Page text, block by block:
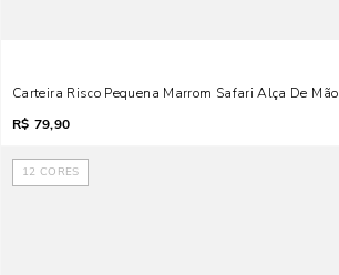
Carteira Risco Pequena Marrom Safari Alça De Mão
R$ 79,90
12 CORES